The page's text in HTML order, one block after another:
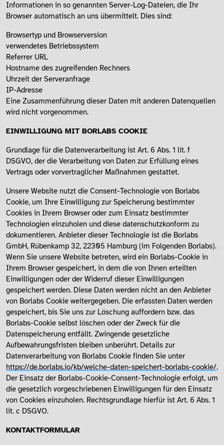
Informationen in so genannten Server-Log-Dateien, die Ihr
Browser automatisch an uns übermittelt. Dies sind:
Browsertyp und Browserversion
verwendetes Betriebssystem
Referrer URL
Hostname des zugreifenden Rechners
Uhrzeit der Serveranfrage
IP-Adresse
Eine Zusammenführung dieser Daten mit anderen Datenquellen
wird nicht vorgenommen.
EINWILLIGUNG MIT BORLABS COOKIE
Grundlage für die Datenverarbeitung ist Art. 6 Abs. 1 lit. f
DSGVO, der die Verarbeitung von Daten zur Erfüllung eines
Vertrags oder vorvertraglicher Maßnahmen gestattet.
Unsere Website nutzt die Consent-Technologie von Borlabs
Cookie, um Ihre Einwilligung zur Speicherung bestimmter
Cookies in Ihrem Browser oder zum Einsatz bestimmter
Technologien einzuholen und diese datenschutzkonform zu
dokumentieren. Anbieter dieser Technologie ist die Borlabs
GmbH, Rübenkamp 32, 22305 Hamburg (im Folgenden Borlabs).
Wenn Sie unsere Website betreten, wird ein Borlabs-Cookie in
Ihrem Browser gespeichert, in dem die von Ihnen erteilten
Einwilligungen oder der Widerruf dieser Einwilligungen
gespeichert werden. Diese Daten werden nicht an den Anbieter
von Borlabs Cookie weitergegeben. Die erfassten Daten werden
gespeichert, bis Sie uns zur Löschung auffordern bzw. das
Borlabs-Cookie selbst löschen oder der Zweck für die
Datenspeicherung entfällt. Zwingende gesetzliche
Aufbewahrungsfristen bleiben unberührt. Details zur
Datenverarbeitung von Borlabs Cookie finden Sie unter
https://de.borlabs.io/kb/welche-daten-speichert-borlabs-cookie/.
Der Einsatz der Borlabs-Cookie-Consent-Technologie erfolgt, um
die gesetzlich vorgeschriebenen Einwilligungen für den Einsatz
von Cookies einzuholen. Rechtsgrundlage hierfür ist Art. 6 Abs. 1
lit. c DSGVO.
KONTAKTFORMULAR